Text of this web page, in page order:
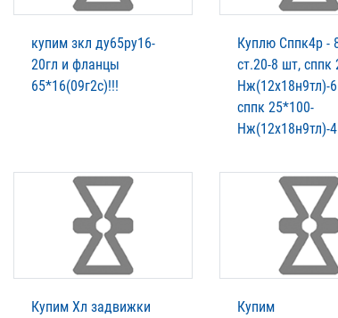
купим зкл ду65ру16-
20гл и фланцы
65*16(09г2с)!!!
Куплю Сппк4р -
ст.20-8 шт, сппк
Нж(12х18н9тл)-
сппк 25*100-
Нж(12х18н9тл)-
Купим Хл задвижки
Купим